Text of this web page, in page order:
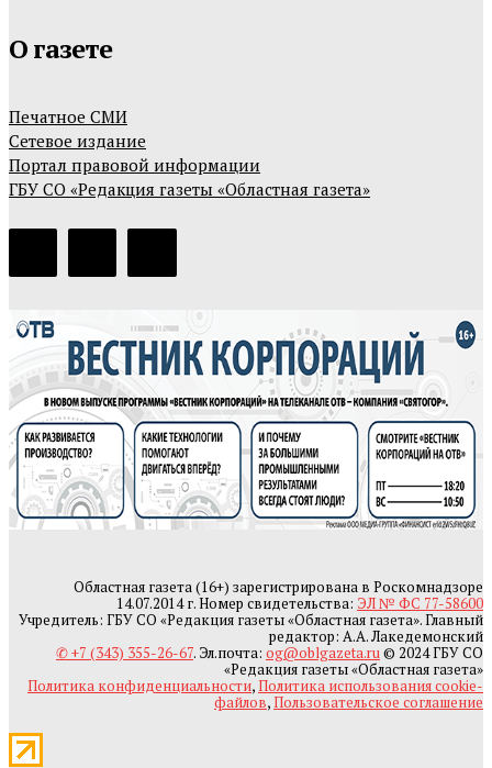
О газете
Печатное СМИ
Сетевое издание
Портал правовой информации
ГБУ СО «Редакция газеты «Областная газета»
Областная газета (16+) зарегистрирована в Роскомнадзоре
14.07.2014 г. Номер свидетельства: ЭЛ № ФС 77-58600
Учредитель: ГБУ СО «Редакция газеты «Областная газета». Главный
редактор: А.А. Лакедемонский
✆ +7 (343) 355-26-67. Эл.почта: og@oblgazeta.ru© 2024 ГБУ СО
«Редакция газеты «Областная газета»
Политика конфиденциальности,Политика использования cookie-
файлов,Пользовательское соглашение